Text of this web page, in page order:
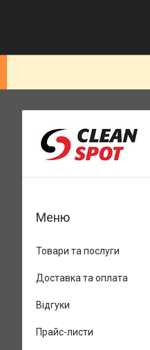
Товари та послуги
Доставка та оплата
Відгуки
Прайс-листи